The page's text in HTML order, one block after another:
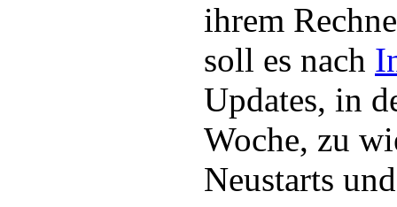
ihrem
soll es nach
Updates, in
Woche, zu
Neustarts